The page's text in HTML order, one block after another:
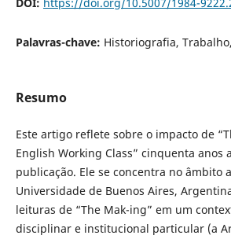
Palavras-chave: Historiografia,
Resumo
Este artigo reflete sobre o impacto de
English Working Class” cinquenta anos
publicação. Ele se concentra no âmbito
Universidade de Buenos Aires,
leituras de “The Mak-ing” em um
disciplinar e institucional particular (a